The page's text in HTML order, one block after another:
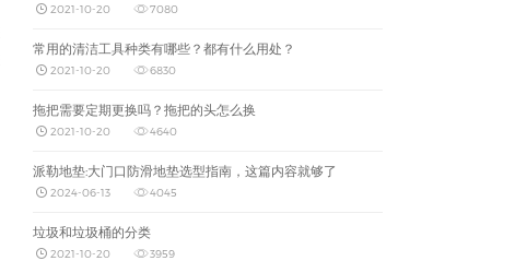
2021-10-20 7080
常用的清洁工具种类有哪些？都有什么用处？
2021-10-20 6830
拖把需要定期更换吗？拖把的头怎么换
2021-10-20 4640
派勒地垫:大门口防滑地垫选型指南，这篇内容就够了
2024-06-13 4045
垃圾和垃圾桶的分类
2021-10-20 3959